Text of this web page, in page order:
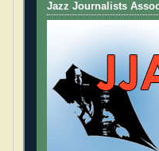
Jazz Journalists